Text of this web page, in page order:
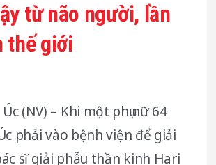
từ não người, lần
thế giới
Úc (NV) – Khi một phụ nữ 64
phải vào bệnh viện để giải
sĩ giải phẫu thần kinh Hari